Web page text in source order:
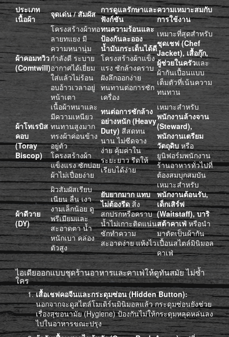
ประเภท
เนื้อผ้า
จุดเด่น / สัมผัส การดูแลรักษาและ
ฟังก์ชัน
ความเหมาะสมกับ
การใช้งาน
ผ้าคอมทวิว
(Comtwill)
โครงสร้างผ้าทอ
ลายทแยง มี
ความหนานุ่ม
กำลังดี ระบาย
อากาศได้เยี่ยม
ใส่แล้วไม่ร้อน
อบอ้าวเวลาอยู่
หน้าเตา
ทนความร้อนและ
ป้องกันละออง
น้ำมันกระเด็นได้ดี
โครงสร้างผ้าแข็ง
แรง ซักล้างคราบ
ฝังลึกออกง่าย
ทนทานต่อการซัก
เครื่อง
เหมาะที่สุดสำหรับ
ชุดเชฟ (Chef
Jacket), เสื้อกุ๊ก,
ผู้ช่วยในครัวและ
ผ้ากันเปื้อนแบบ
เต็มตัวที่เน้นความ
ทนทาน
ผ้าโทเรบิส
คอบ
(Toray
Biscop)
เนื้อผ้าหนาและ
มีความเหนียว
ทนทานสูงมาก
ทรงผ้าค่อนข้าง
อยู่ตัว
โครงสร้างผ้า
แข็งแรง ซักบ่อย
ผ้าไม่เปื่อยง่าย
ทนต่อการซักล้าง
อย่างหนัก (Heavy
Duty) สีสดทน
นาน ไม่ซีดจาง
ง่าย คุ้มค่าใน
ระยะยาว รีดให้
เรียบได้ง่าย
เหมาะสำหรับ
พนักงานล้างจาน
(Steward),
พนักงานเตรียม
วัตถุดิบหรือ
ยูนิฟอร์มพนักงาน
ร้านอาหารทั่วไปที่
ต้องสมบุกสมบัน
ผ้าดีวาย
(DY)
ผิวสัมผัสเรียบ
เนียน ลื่น เงา
งามเล็กน้อย ดู
พรีเมียมและ
สะอาดตา น้ำ
หนักเบา คล่อง
ตัวสูง
ยับยากมาก แทบ
ไม่ต้องรีด สิ่ง
สกปรกหรือคราบ
น้ำไม่เกาะติดแน่น
ซักทำความ
สะอาดง่าย แห้งไว
เหมาะสำหรับ
พนักงานต้อนรับ,
เด็กเสิร์ฟ
(Waitstaff), บาริ
สต้าคาเฟ่หรือนำ
มาตัดเป็นผ้ากัน
เปื้อนสไตล์มินิมอล
คาเฟ่
ไอเดียออกแบบชุดร้านอาหารและคาเฟ่ให้ดูทันสมัย ไม่ซ้ำ
ใคร
เสื้อเชฟคอจีนและกระดุมซ่อน (Hidden Button):
นอกจากจะดูสไตล์โมเดิร์นมินิมอลแล้ว กระดุมซ่อนยังช่วย
เรื่องสุขอนามัย (Hygiene) ป้องกันไม่ให้กระดุมหลุดหล่นลง
ไปในอาหารขณะปรุง